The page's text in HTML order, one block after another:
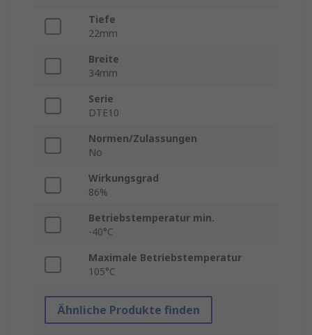
Tiefe
22mm
Breite
34mm
Serie
DTE10
Normen/Zulassungen
No
Wirkungsgrad
86%
Betriebstemperatur min.
-40°C
Maximale Betriebstemperatur
105°C
Ähnliche Produkte finden